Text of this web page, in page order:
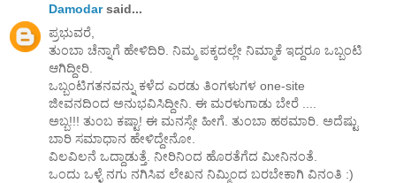
Damodarsaid...
ಪ್ರಭುವರೆ,
ತುಂಬಾ ಚೆನ್ನಾಗೆ ಹೇಳಿದಿರಿ. ನಿಮ್ಮ ಪಕ್ಕದಲ್ಲೇ ನಿಮ್ಮಾಕೆ ಇದ್ದರೂ ಒಬ್ಬಂಟಿ
ಆಗಿದ್ದೀರಿ.
ಒಬ್ಬಂಟಿಗತನವನ್ನು ಕಳೆದ ಎರಡು ತಿಂಗಳುಗಳ one-site
ಜೀವನದಿಂದ ಅನುಭವಿಸಿದ್ದೀನಿ. ಈ ಮರಳುಗಾಡು ಬೇರೆ ....
ಅಬ್ಬ!!! ತುಂಬ ಕಷ್ಟಾ! ಈ ಮನಸ್ಸೇ ಹೀಗೆ. ತುಂಬಾ ಹಠಮಾರಿ. ಅದೆಷ್ಟು
ಬಾರಿ ಸಮಾಧಾನ ಹೇಳಿದ್ದೇನೋ.
ವಿಲವಿಲನೆ ಒದ್ದಾಡುತ್ತೆ. ನೀರಿನಿಂದ ಹೊರತೆಗೆದ ಮೀನಿನಂತೆ.
ಒಂದು ಒಳ್ಳೆ ನಗು ನಗಿಸಿವ ಲೇಖನ ನಿಮ್ಮಿಂದ ಬರಬೇಕಾಗಿ ವಿನಂತಿ :)